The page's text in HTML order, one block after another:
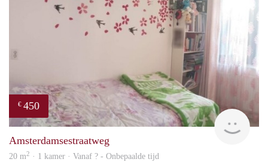
€ 450
Amsterdamsestraatweg
20 m2 · 1 kamer · Vanaf ? - Onbepaalde tijd